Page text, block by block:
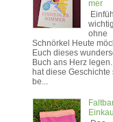
mer
ohne
Schnörkel Heute
Euch dieses
Buch ans Herz
hat diese Geschichte
be...